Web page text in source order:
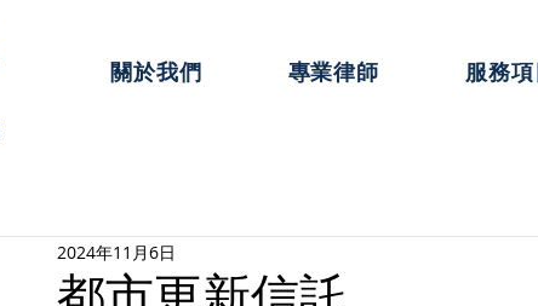
關於我們 專業律師 服務項
2024年11月6日